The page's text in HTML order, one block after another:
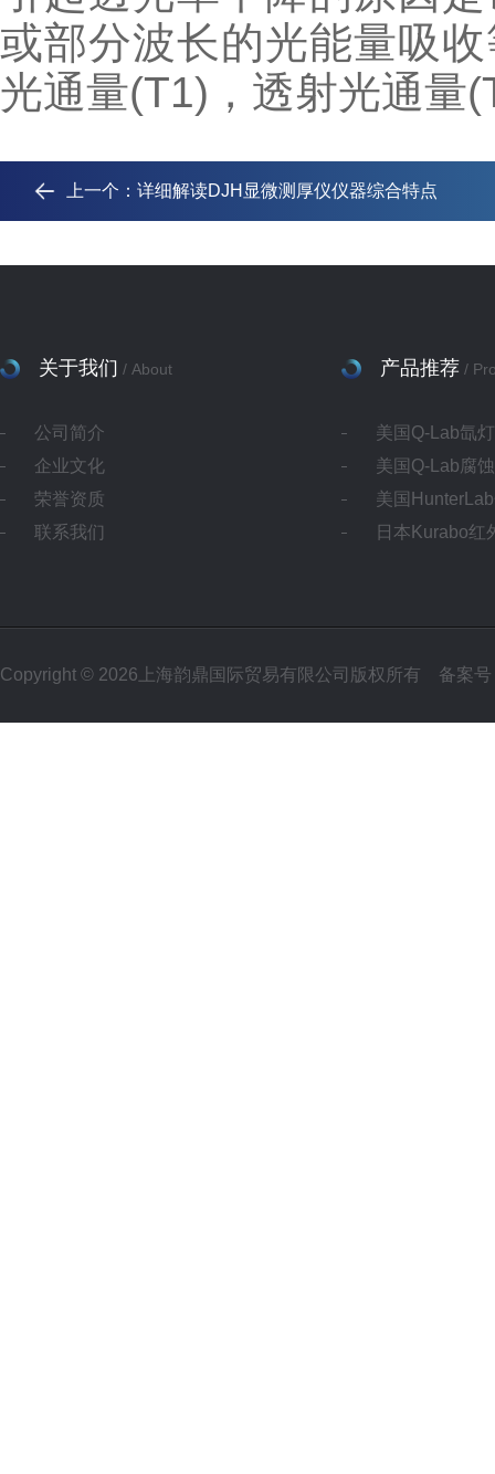
或部分波长的光能量吸
光通量(T1)，透射光通量
上一个： 详细解读DJH显微测厚仪仪器综合特点
关于我们 / About
公司简介
企业文化
荣誉资质
联系我们
产品推荐 /
美国Q-Lab氙
美国Q-Lab腐
美国
日本Kurabo红
Copyright © 2026上海韵鼎国际贸易有限公司版权所有 备案